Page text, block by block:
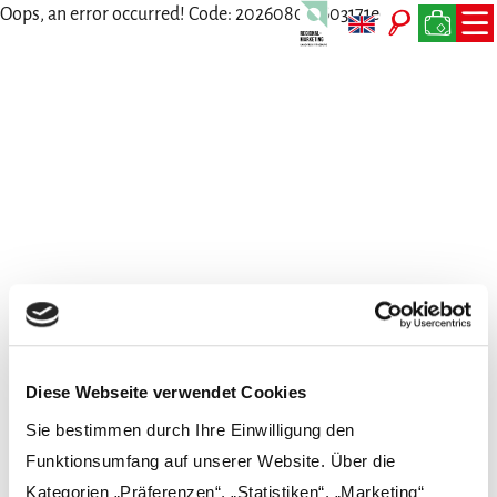
Diese Webseite verwendet Cookies
Sie bestimmen durch Ihre Einwilligung den
Funktionsumfang auf unserer Website. Über die
Kategorien „Präferenzen“, „Statistiken“, „Marketing“
Oops, an error occurred! Code: 202608071603171e07bce0